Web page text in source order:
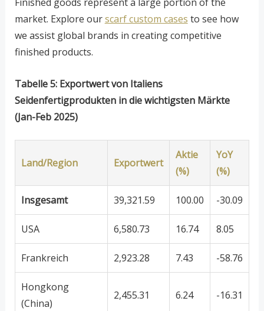
market. Explore ourscarf custom cases to see how
we assist global brands in creating competitive
finished products.
Tabelle 5: Exportwert von Italiens
Seidenfertigprodukten in die wichtigsten Märkte
(Jan-Feb 2025)
Land/Region Exportwert
Aktie
(%)
YoY
(%)
Insgesamt 39,321.59 100.00 -30.09
USA 6,580.73 16.74 8.05
Frankreich 2,923.28 7.43 -58.76
Hongkong
(China)
2,455.31 6.24 -16.31